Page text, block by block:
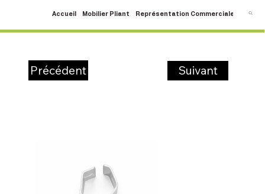
Accueil Mobilier Pliant Représentation Commerciale SAV
Précédent Suivant